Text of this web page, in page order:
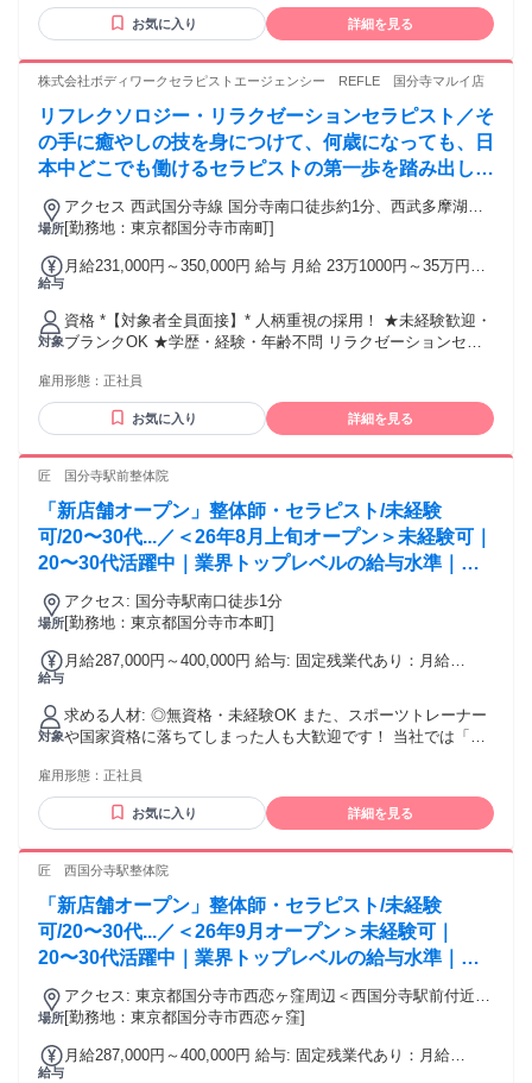
ア…幅広い業態を手掛ける当社ならどんな経験でも活かせま
お気に入り 詳細を見る
株式会社ボディワークセラピストエージェンシー REFLE 国分寺マルイ店
リフレクソロジー・リラクゼーションセラピスト／そ
の手に癒やしの技を身につけて、何歳になっても、日
本中どこでも働けるセラピストの第一歩を踏み出しま
せんか。
場所
アクセス 西武国分寺線 国分寺南口徒歩約1分、西武多摩湖線
国分寺南口徒歩約1分、ＪＲ中央本線 国分寺南口徒歩約1分 最
[勤務地：東京都国分寺市南町]
給与
月給231,000円～350,000円 給与 月給 23万1000円～35万円
万円（固定残業時間：13時間） 固定残業時間を超えた勤務時
間については別途残業代を支給する 半期ごとの賞与（社内規
定あり）＆ 指名料還元（ 1 件 300 円） 交通費：通勤交通費
全額支給 交通費全額支給（店舗によりマイカー通勤可 / ガソ
対象
資格 *【対象者全員面接】* 人柄重視の採用！ ★未経験歓迎・
ブランクOK ★学歴・経験・年齢不問 リラクゼーションセラ
ッサージ師、リフレクソロジスト、ボディケア、フットケ
ア…幅広い業態を手掛ける当社ならどんな経験でも活かせま
雇用形態： 正社員
お気に入り 詳細を見る
匠 国分寺駅前整体院
「新店舗オープン」整体師・セラピスト/未経験
可/20〜30代...／＜26年8月上旬オープン＞未経験可｜
20〜30代活躍中｜業界トップレベルの給与水準｜初
回ボーナス80万円・賞与500万円の支給実績あり
場所
アクセス: 国分寺駅南口徒歩1分
[勤務地：東京都国分寺市本町]
給与
月給287,000円～400,000円 給与: 固定残業代あり：月給
￥57,900（36時間相当分）を含む。36時間を超える残業代は
追加で支給する。 ▼週休1.5日制、週休2日制を選んでいただ
けます ①週1.5日制 月給：287,000円〜400,000円 ※研修期間
6ヶ月は278,000円〜400,000円(月給) ②週休2日制 月給：
350,000円(月給) 毎月のインセンティブ制度あり 賞与：年2回
（年間実績：平均200万円以上） 昇給：年1回 ※直近の冬の賞
与で500万円支給の実績あり ※入社後初のボーナスで80万円
の支給実績あり ＜年収実績＞ 1年目 500万円 2年目 700万
円 3年目 800〜1,000万円 5年目 1,500万円 「前職給与保証
制度」あり 上記制度では、あなたのスキルをテストさせて頂
き、 基準をクリアした場合には前職と同じ給与を最低保証し
ます。 現在勤務している会社で管理職や幹部クラスとして活
の生活を安心して転職して頂けるようこちらの制度を設けて
います。 希望者は関東・関西・東海など全国の院への転勤も
可能です！ 強制的な県を跨いだ転勤はありませんのでご安心
ください！ 給与 関東 ：287,000円〜 関西 ：
対象
求める人材: ◎無資格・未経験OK また、スポーツトレーナー
や国家資格に落ちてしまった人も大歓迎です！ 当社では「あ
きます。 ▶︎こんな方におすすめのお仕事 ・人の役に立ちた
い、人を笑顔にしたい方！ ・未経験だけど新しいことに挑戦
してみたい方 ・人としても成長できる環境で働きたい方 ・仕
てほしい！認められたい！という方 ・収入面で周囲と差をつ
りたい方も歓迎！ ・他とは違う技術を身につけたい方！ ・根
本改善できる技術を身に付けたい方 ・常に挑戦し続けられる
環境で働きたい方 ▶︎キャリアアップ・管理職を目指す方にも
ピッタリ ・自分のキャリアを急成長させていきたい方 ・院
長、マネージャーなど管理職に興味がある ・集客や会社の運
営に興味がある ・チームをまとめたり率いることが得意 ＜活
験 ・リラクゼーションマッサージ店での勤務経験
雇用形態： 正社員
お気に入り 詳細を見る
匠 西国分寺駅整体院
「新店舗オープン」整体師・セラピスト/未経験
可/20〜30代...／＜26年9月オープン＞未経験可｜
20〜30代活躍中｜業界トップレベルの給与水準｜初
回ボーナス80万円・賞与500万円の支給実績あり
場所
アクセス: 東京都国分寺市西恋ヶ窪周辺＜西国分寺駅前付近に
オープン予定＞
[勤務地：東京都国分寺市西恋ヶ窪]
給与
月給287,000円～400,000円 給与: 固定残業代あり：月給